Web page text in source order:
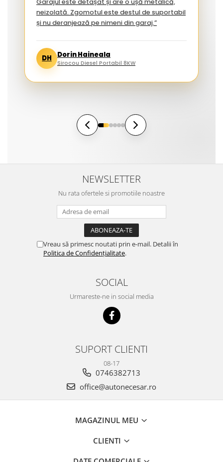
Garajul este detașat și are o ușă metalică,
neizolată. Zgomotul este destul de suportabil
și nu deranjează pe nimeni din garaj.”
DH Dorin Haineala
Sirocou Diesel Portabil 8KW
NEWSLETTER
Nu rata ofertele si promotiile noastre
Vreau să primesc noutati prin e-mail. Detalii în
Politica de Confidențialitate.
SOCIAL
Urmareste-ne in social media
SUPORT CLIENTI
08-17
0746382713
office@autonecesar.ro
MAGAZINUL MEU
CLIENTI